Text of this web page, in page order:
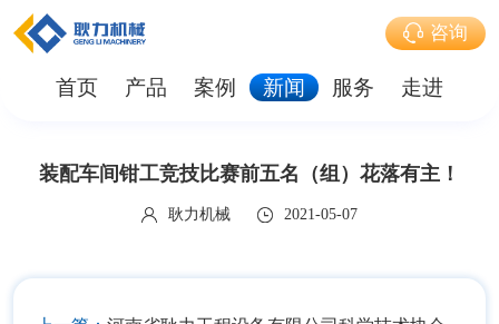
咨询
首页 产品 案例 新闻 服务 走进
装配车间钳工竞技比赛前五名（组）花落有主！
耿力机械 2021-05-07